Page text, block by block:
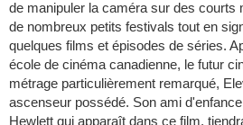
de manipuler la caméra sur des courts
de nombreux petits festivals tout en
quelques films et épisodes de séries.
école de cinéma canadienne, le futur
métrage particulièrement remarqué,
ascenseur possédé. Son ami
Hewlett qui apparaît dans ce film,